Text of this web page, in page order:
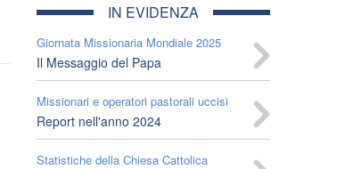
IN EVIDENZA
Giornata Missionaria Mondiale 2025
Il Messaggio del Papa
Missionari e operatori pastorali uccisi
Report nell'anno 2024
Statistiche della Chiesa Cattolica